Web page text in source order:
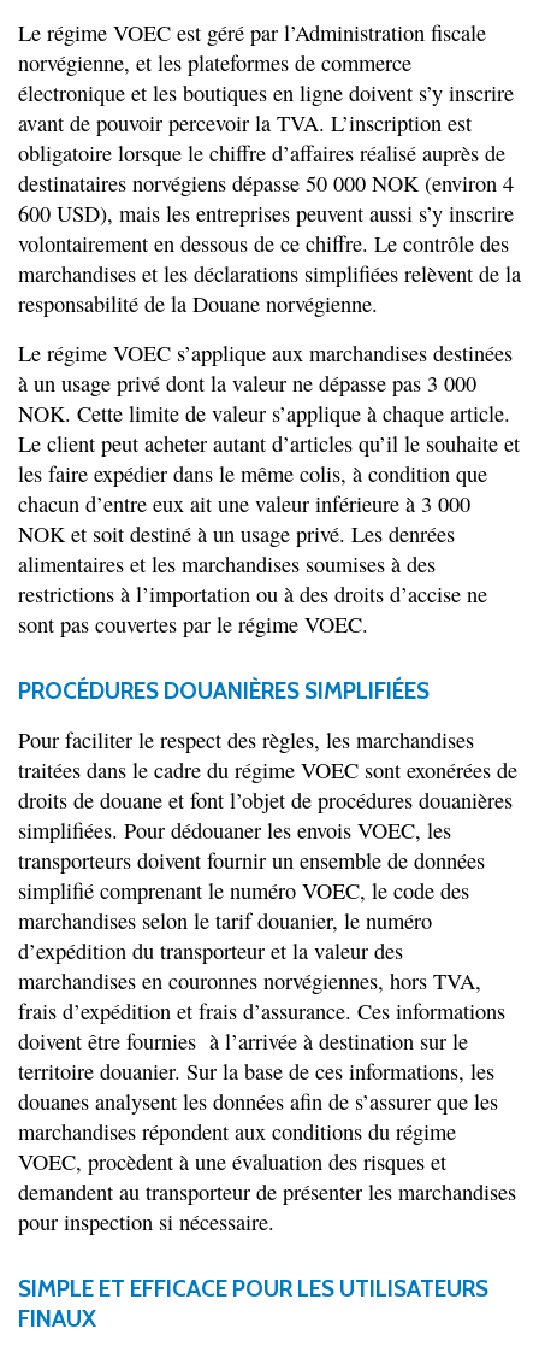
Le régime VOEC est géré par l’Administration fiscale
norvégienne, et les plateformes de commerce
électronique et les boutiques en ligne doivent s’y inscrire
avant de pouvoir percevoir la TVA. L’inscription est
obligatoire lorsque le chiffre d’affaires réalisé auprès de
destinataires norvégiens dépasse 50 000 NOK (environ 4
600 USD), mais les entreprises peuvent aussi s’y inscrire
volontairement en dessous de ce chiffre. Le contrôle des
marchandises et les déclarations simplifiées relèvent de la
responsabilité de la Douane norvégienne.
Le régime VOEC s’applique aux marchandises destinées
à un usage privé dont la valeur ne dépasse pas 3 000
NOK. Cette limite de valeur s’applique à chaque article.
Le client peut acheter autant d’articles qu’il le souhaite et
les faire expédier dans le même colis, à condition que
chacun d’entre eux ait une valeur inférieure à 3 000
NOK et soit destiné à un usage privé. Les denrées
alimentaires et les marchandises soumises à des
restrictions à l’importation ou à des droits d’accise ne
sont pas couvertes par le régime VOEC.
PROCÉDURES DOUANIÈRES SIMPLIFIÉES
Pour faciliter le respect des règles, les marchandises
traitées dans le cadre du régime VOEC sont exonérées de
droits de douane et font l’objet de procédures douanières
simplifiées. Pour dédouaner les envois VOEC, les
transporteurs doivent fournir un ensemble de données
simplifié comprenant le numéro VOEC, le code des
marchandises selon le tarif douanier, le numéro
d’expédition du transporteur et la valeur des
marchandises en couronnes norvégiennes, hors TVA,
frais d’expédition et frais d’assurance. Ces informations
doivent être fournies à l’arrivée à destination sur le
territoire douanier. Sur la base de ces informations, les
douanes analysent les données afin de s’assurer que les
marchandises répondent aux conditions du régime
VOEC, procèdent à une évaluation des risques et
demandent au transporteur de présenter les marchandises
pour inspection si nécessaire.
SIMPLE ET EFFICACE POUR LES UTILISATEURS
FINAUX